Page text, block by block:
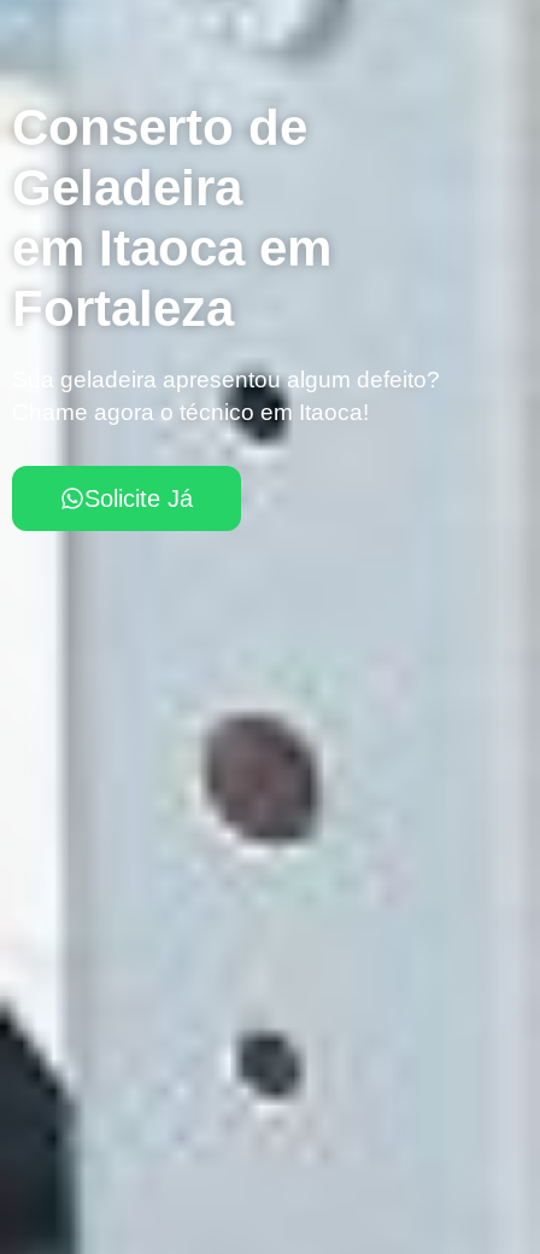
Conserto de
Geladeira
em Itaoca em
Fortaleza
Sua geladeira apresentou algum defeito?
Chame agora o técnico em Itaoca!
Solicite Já